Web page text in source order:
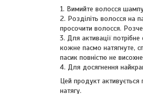
1. Вимийте волосся
2. Розділіть волосся на
просочити волосся.
3. Для активації
кожне пасмо натягнуте,
пасик повністю не
4. Для досягнення
Цей продукт
натягу.